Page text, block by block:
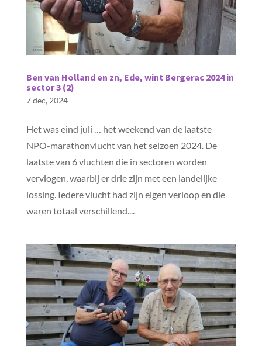
Ben van Holland en zn, Ede, wint Bergerac 2024 in
sector 3 (2)
7 dec, 2024
Het was eind juli … het weekend van de laatste
NPO-marathonvlucht van het seizoen 2024. De
laatste van 6 vluchten die in sectoren worden
vervlogen, waarbij er drie zijn met een landelijke
lossing. Iedere vlucht had zijn eigen verloop en die
waren totaal verschillend....